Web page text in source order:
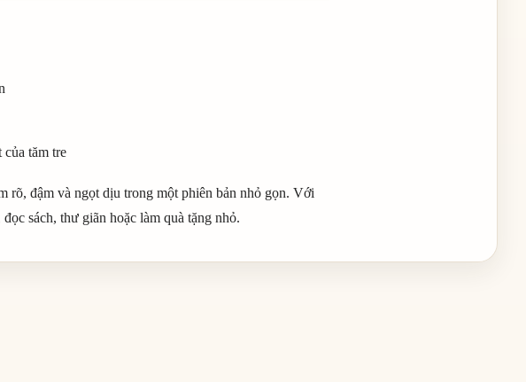
tăm tre
rõ, đậm và ngọt dịu trong một phiên bản nhỏ gọn. Với
sách, thư giãn hoặc làm quà tặng nhỏ.